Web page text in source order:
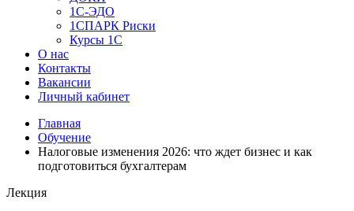
1C-ЭДО
1СПАРК Риски
Курсы 1С
О нас
Контакты
Вакансии
Личный кабинет
Главная
Обучение
Налоговые изменения 2026: что ждет бизнес и как
подготовиться бухгалтерам
Лекция